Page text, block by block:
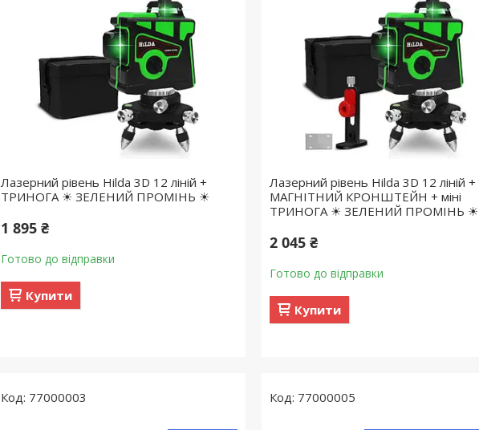
Лазерний рівень Hilda 3D 12 ліній +
ТРИНОГА ☀ ЗЕЛЕНИЙ ПРОМІНЬ ☀
1 895 ₴
Готово до відправки
Купити
Лазерний рівень Hilda 3D 12 ліній +
МАГНІТНИЙ КРОНШТЕЙН + міні
ТРИНОГА ☀ ЗЕЛЕНИЙ ПРОМІНЬ ☀
2 045 ₴
Готово до відправки
Купити
77000003 77000005